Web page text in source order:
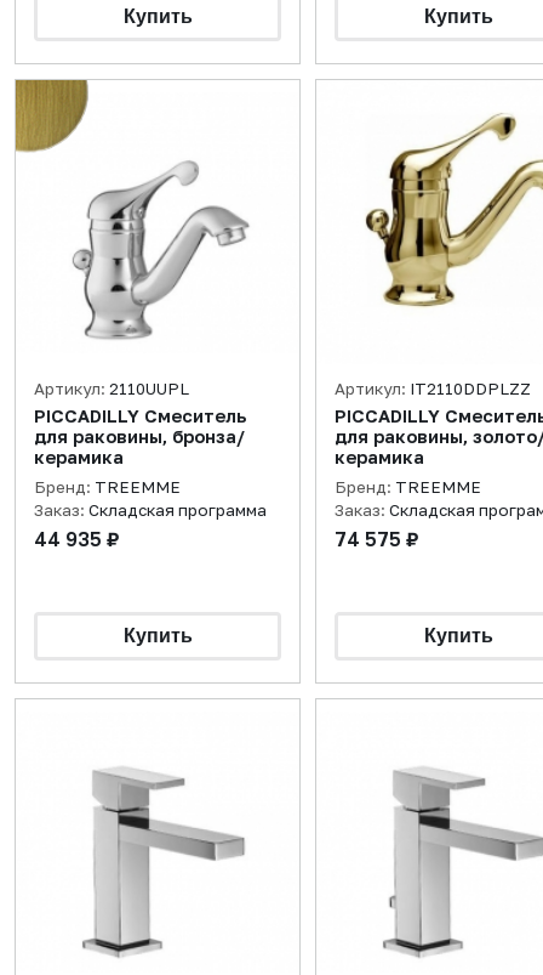
Артикул: 2110UUPL
PICCADILLY Смеситель
для раковины, бронза/
керамика
Бренд: TREEMME
Заказ: Складская программа
44 935 ₽
Артикул: IT2110DDPLZZ
PICCADILLY
для раковины,
керамика
Бренд: TREEMME
Заказ: Складская
74 575 ₽